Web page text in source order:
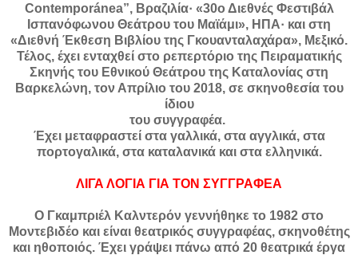
Contemporánea”, Βραζιλία· «30ο Διεθνές Φεστιβάλ
Ισπανόφωνου Θεάτρου του Μαϊάμι», ΗΠΑ· και στη
«Διεθνή Έκθεση Βιβλίου της Γκουανταλαχάρα», Μεξικό.
Τέλος, έχει ενταχθεί στο ρεπερτόριο της Πειραματικής
Σκηνής του Εθνικού Θεάτρου της Καταλονίας στη
Βαρκελώνη, τον Απρίλιο του 2018, σε σκηνοθεσία του
ίδιου
του συγγραφέα.
Έχει μεταφραστεί στα γαλλικά, στα αγγλικά, στα
πορτογαλικά, στα καταλανικά και στα ελληνικά.
ΛΙΓΑ ΛΟΓΙΑ ΓΙΑ ΤΟΝ ΣΥΓΓΡΑΦΕΑ
Ο Γκαμπριέλ Καλντερόν γεννήθηκε το 1982 στο
Μοντεβιδέο και είναι θεατρικός συγγραφέας, σκηνοθέτης
και ηθοποιός. Έχει γράψει πάνω από 20 θεατρικά έργα